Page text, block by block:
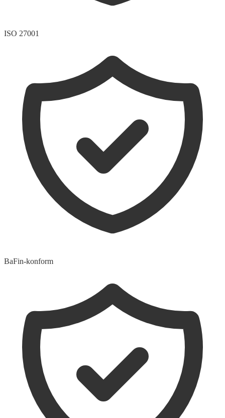
ISO 27001
BaFin-konform